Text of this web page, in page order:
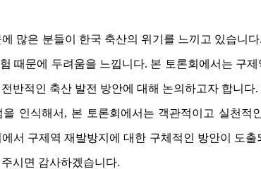
많은 분들이 한국 축산의 위기를 느끼고 있습니
때문에 두려움을 느낍니다. 본 토론회에서는 구
반적인 축산 발전 방안에 대해 논의하고자 합니
인식해서, 본 토론회에서는 객관적이고 실천
서 구제역 재발방지에 대한 구체적인 방안이 도
시면 감사하겠습니다.